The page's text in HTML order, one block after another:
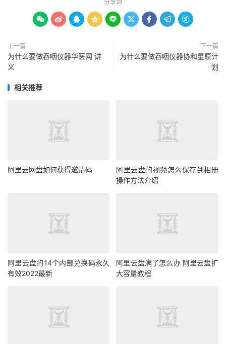
分享到
        
上一篇
为什么要做吞咽仪器华医网 讲
义
下一篇
为什么要做吞咽仪器协和星原计
划
相关推荐
阿里云网盘如何获得邀请码
阿里云盘的视频怎么保存到相册
操作方法介绍
阿里云盘的14个内部兑换码永久
有效2022最新
阿里云盘满了怎么办 阿里云盘扩
大容量教程